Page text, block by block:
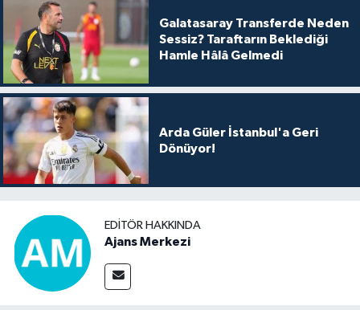
Galatasaray Transferde Neden
Sessiz? Taraftarın Beklediği
Hamle Hâlâ Gelmedi
Arda Güler İstanbul'a Geri
Dönüyor!
EDITÖR HAKKINDA
Ajans Merkezi